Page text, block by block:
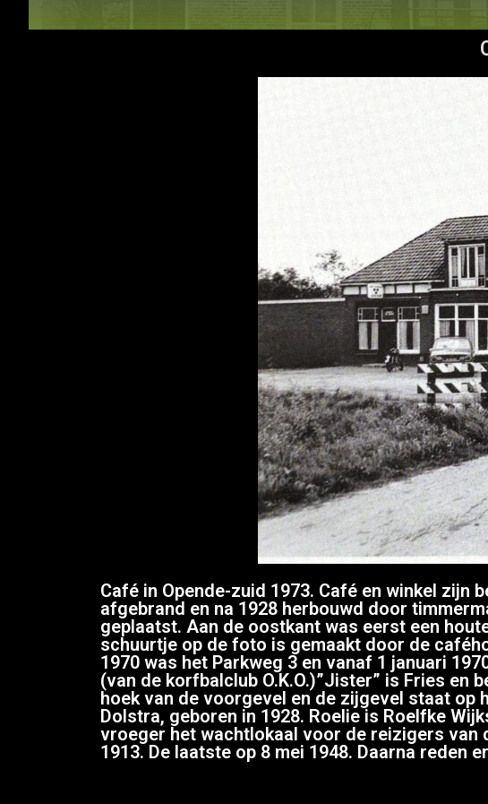
Café in Opende-zuid 1973. Café en winkel
afgebrand en na 1928 herbouwd door
geplaatst. Aan de oostkant was eerst een
schuurtje op de foto is gemaakt door de
1970 was het Parkweg 3 en vanaf 1 januari
(van de korfbalclub O.K.O.)”Jister” is Fries en
hoek van de voorgevel en de zijgevel staat op
Dolstra, geboren in 1928. Roelie is Roelfke
vroeger het wachtlokaal voor de reizigers van
1913. De laatste op 8 mei 1948. Daarna reden